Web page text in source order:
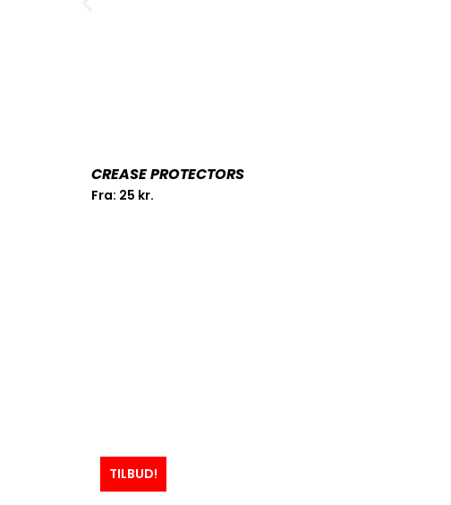
CREASE PROTECTORS
Fra: 25 kr.
TILBUD!